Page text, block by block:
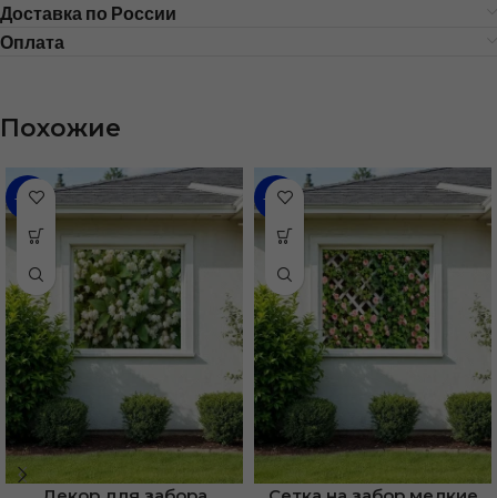
Доставка по России
Оплата
Похожие
-68% -68%